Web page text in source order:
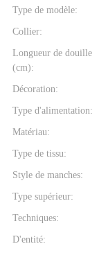
Type de modèle:
Collier:
Longueur de douille
(cm):
Décoration:
Type d'alimentation:
Matériau:
Type de tissu:
Style de manches:
Type supérieur:
Techniques:
D'entité: